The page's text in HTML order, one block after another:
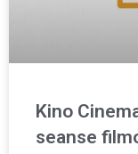
Kino
seanse